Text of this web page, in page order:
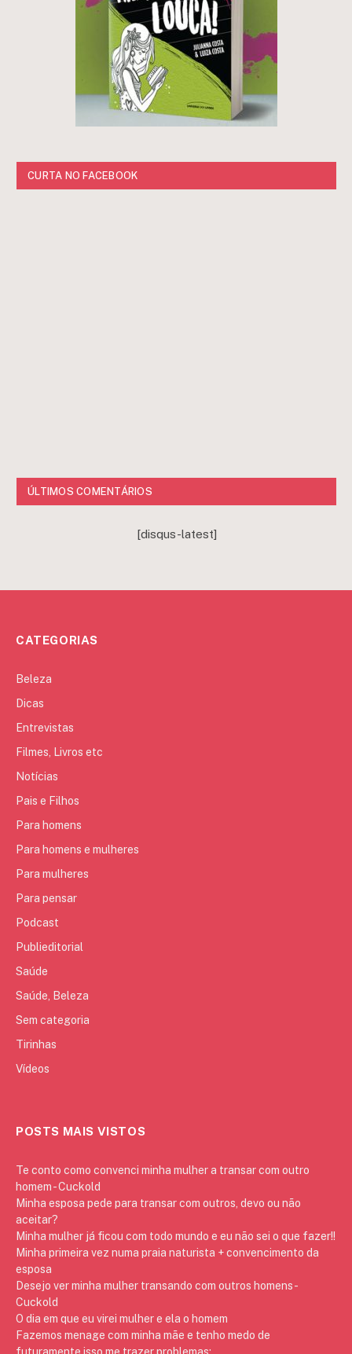
CURTA NO FACEBOOK
ÚLTIMOS COMENTÁRIOS
[disqus-latest]
CATEGORIAS
Beleza
Dicas
Entrevistas
Filmes, Livros etc
Notícias
Pais e Filhos
Para homens
Para homens e mulheres
Para mulheres
Para pensar
Podcast
Publieditorial
Saúde
Saúde, Beleza
Sem categoria
Tirinhas
Vídeos
POSTS MAIS VISTOS
Te conto como convenci minha mulher a transar com outro
homem - Cuckold
Minha esposa pede para transar com outros, devo ou não
aceitar?
Minha mulher já ficou com todo mundo e eu não sei o que fazer!!
Minha primeira vez numa praia naturista + convencimento da
esposa
Desejo ver minha mulher transando com outros homens -
Cuckold
O dia em que eu virei mulher e ela o homem
Fazemos menage com minha mãe e tenho medo de
futuramente isso me trazer problemas: